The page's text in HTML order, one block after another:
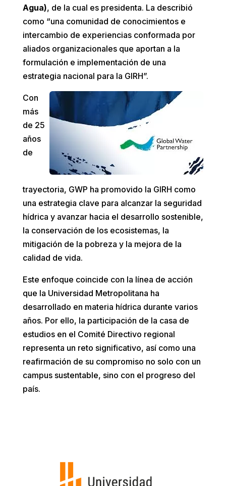
Agua), de la cual es presidenta. La describió
como “una comunidad de conocimientos e
intercambio de experiencias conformada por
aliados organizacionales que aportan a la
formulación e implementación de una
estrategia nacional para la GIRH”.
Con
más
de 25
años
de
trayectoria, GWP ha promovido la GIRH como
una estrategia clave para alcanzar la seguridad
hídrica y avanzar hacia el desarrollo sostenible,
la conservación de los ecosistemas, la
mitigación de la pobreza y la mejora de la
calidad de vida.
Este enfoque coincide con la línea de acción
que la Universidad Metropolitana ha
desarrollado en materia hídrica durante varios
años. Por ello, la participación de la casa de
estudios en el Comité Directivo regional
representa un reto significativo, así como una
reafirmación de su compromiso no solo con un
campus sustentable, sino con el progreso del
país.